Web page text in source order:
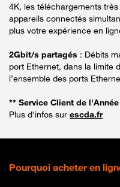
4K, les téléchargements
appareils connectés
plus votre expérience en
2Gbit/s partagés : Débits
port Ethernet, dans la limite
l’ensemble des ports
** Service Client de l'Année
Plus d'infos sur escda.fr
Pourquoi acheter en